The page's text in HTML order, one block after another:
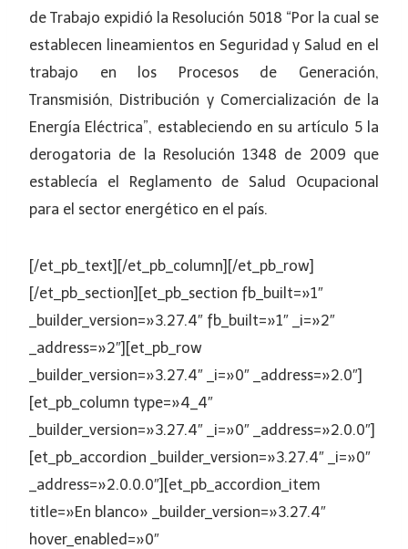
de Trabajo expidió la Resolución 5018 “Por la cual se
establecen lineamientos en Seguridad y Salud en el
trabajo en los Procesos de Generación,
Transmisión, Distribución y Comercialización de la
Energía Eléctrica”, estableciendo en su artículo 5 la
derogatoria de la Resolución 1348 de 2009 que
establecía el Reglamento de Salud Ocupacional
para el sector energético en el país.
[/et_pb_text][/et_pb_column][/et_pb_row]
[/et_pb_section][et_pb_section fb_built=»1″
_builder_version=»3.27.4″ fb_built=»1″ _i=»2″
_address=»2″][et_pb_row
_builder_version=»3.27.4″ _i=»0″ _address=»2.0″]
[et_pb_column type=»4_4″
_builder_version=»3.27.4″ _i=»0″ _address=»2.0.0″]
[et_pb_accordion _builder_version=»3.27.4″ _i=»0″
_address=»2.0.0.0″][et_pb_accordion_item
title=»En blanco» _builder_version=»3.27.4″
hover_enabled=»0″